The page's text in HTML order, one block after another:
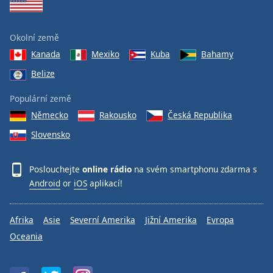
Okolní země
Kanada
Mexiko Kuba
Bahamy
Belize
Populární země
Německo
Rakousko
Česká Republika
Slovensko
Poslouchejte online rádio na svém smartphonu zdarma s
Android or iOS aplikací!
Afrika Asie Severní Amerika Jižní Amerika
Evropa
Oceania